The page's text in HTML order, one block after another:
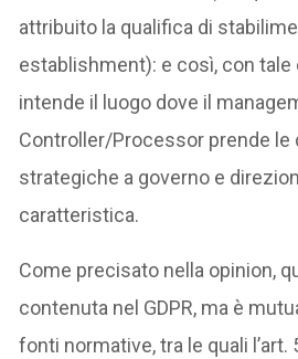
attribuito la qualifica di
establishment): e così, con
intende il luogo dove il
Controller/Processor prende le
strategiche a governo e
caratteristica.
Come precisato nella opinion,
contenuta nel GDPR, ma è
fonti normative, tra le quali l’art.